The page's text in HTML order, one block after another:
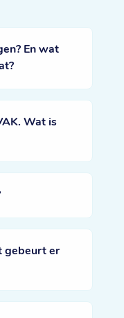
En wat
Wat is
gebeurt er